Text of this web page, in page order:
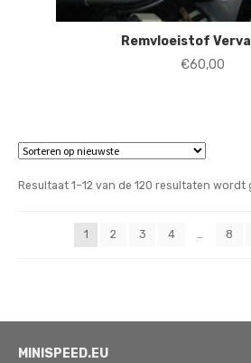
Remvloeistof
€60,00
Resultaat 1–12 van de 120 resultaten wordt
1
2 3 4 … 8
MINISPEED.EU